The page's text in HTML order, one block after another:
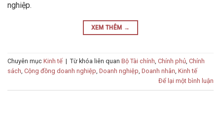
nghiệp.
XEM THÊM →
Chuyên mục Kinh tế | Từ khóa liên quan Bộ Tài chính, Chính phủ, Chính
sách, Cộng đồng doanh nghiệp, Doanh nghiệp, Doanh nhân, Kinh tế
Để lại một bình luận